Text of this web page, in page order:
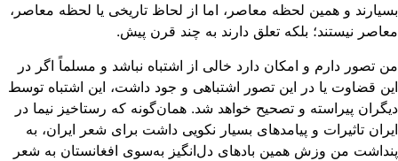
و همین لحظه معاصر، اما از لحاظ تاریخی یا لحظه معاصر،
نیستند؛ بلکه تعلق دارند به چند قرن پیش.
تصور دارم و امکان دارد خالی از اشتباه نباشد و مسلماً اگر در
قضاوت یا در این تصور اشتباهی و جود داشت، این اشتباه توسط
پیراسته و تصحیح خواهد شد. همان‌گونه که رستاخیز نیما در
تاثیرات و پیامدهای بسیار نکویی داشت برای شعر ایران، به
من وزش همین بادهای دل‌انگیز به‌سوی افغانستان به شعر